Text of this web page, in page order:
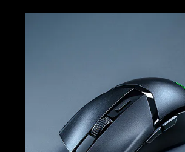
cobra
hyperspeed